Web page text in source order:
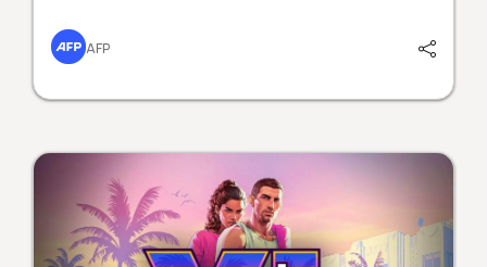
AFP